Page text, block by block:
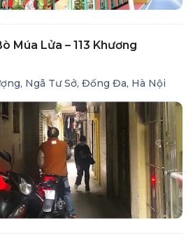
Múa Lửa – 113 Khương
Ngã Tư Sở, Đống Đa, Hà Nội